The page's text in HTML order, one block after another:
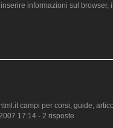
inserire informazioni sul
campi per corsi, guide,
17:14 - 2 risposte